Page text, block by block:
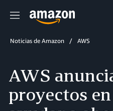
Menú
Noticias de Amazon AWS
AWS
proyectos